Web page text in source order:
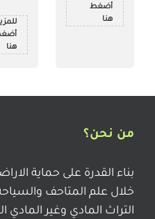
أضغط
هنا
هنا
من نحن؟
بناء القدرة على حماية
خلال علم المتاحف والسياحة
التراث المادي وغير المادي